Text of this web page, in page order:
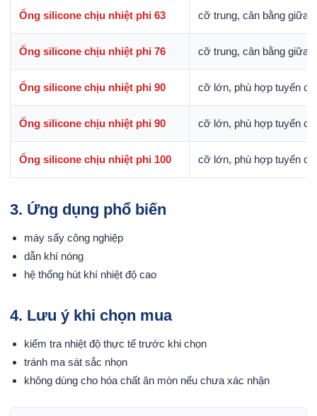
Ống silicone chịu nhiệt phi 63 cỡ trung, cân bằng giữa
Ống silicone chịu nhiệt phi 76 cỡ trung, cân bằng giữa
Ống silicone chịu nhiệt phi 90 cỡ lớn, phù hợp tuyến
Ống silicone chịu nhiệt phi 90 cỡ lớn, phù hợp tuyến
Ống silicone chịu nhiệt phi 100 cỡ lớn, phù hợp tuyến
3. Ứng dụng phổ biến
máy sấy công nghiệp
dẫn khí nóng
hệ thống hút khí nhiệt độ cao
4. Lưu ý khi chọn mua
kiểm tra nhiệt độ thực tế trước khi chọn
tránh ma sát sắc nhọn
không dùng cho hóa chất ăn mòn nếu chưa xác nhận